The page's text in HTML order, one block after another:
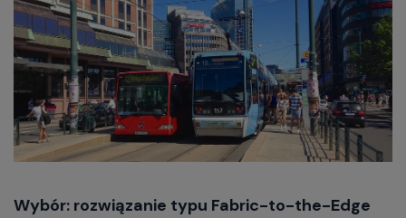
Wybór: rozwiązanie typu Fabric-to-the-Edge